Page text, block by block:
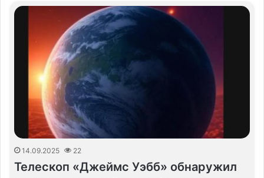
14.09.2025 22
Телескоп «Джеймс Уэбб» обнаружил